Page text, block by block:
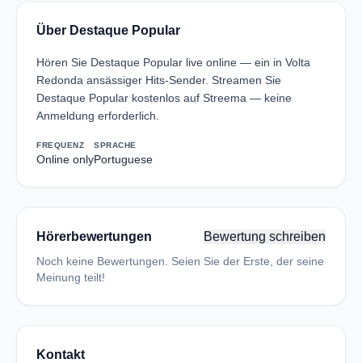
Über Destaque Popular
Hören Sie Destaque Popular live online — ein in Volta
Redonda ansässiger Hits-Sender. Streamen Sie
Destaque Popular kostenlos auf Streema — keine
Anmeldung erforderlich.
FREQUENZ
Online only
SPRACHE
Portuguese
Hörerbewertungen Bewertung schreiben
Noch keine Bewertungen. Seien Sie der Erste, der seine
Meinung teilt!
Kontakt